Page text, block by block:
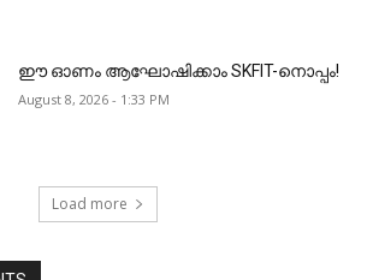
ഈ ഓണം ആഘോഷിക്കാം SKFIT-നൊപ്പം!
August 8, 2026 - 1:33 PM
Load more